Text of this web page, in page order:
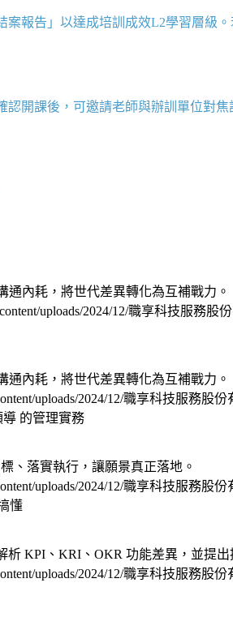
案報告 」以達成培訓成效L2學習層級
開課後，可邀請老師與辦訓單位對焦
內耗，將世代差異轉化為互補戰力。
uploads/2024/12/職享科技服務股
內耗，將世代差異轉化為互補戰力。
uploads/2024/12/職享科技服務股
的管理實務
、落實執行，讓願景真正落地。
uploads/2024/12/職享科技服務股
懂
KPI、KRI、OKR 功能差異，並提出
uploads/2024/12/職享科技服務股